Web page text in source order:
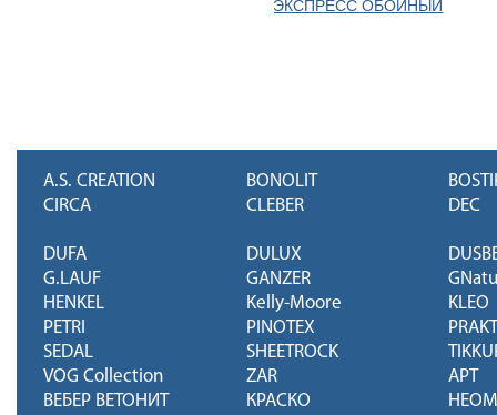
ЭКСПРЕСС ОБОЙНЫЙ
A.S. CREATION BONOLIT
CIRCA
CLEBER DEC
DUFA DULUX
G.LAUF
GANZER
HENKEL
Kelly-Moore
KLEO
PETRI
PINOTEX
SEDAL
SHEETROCK
VOG Collection
ZAR
АРТ
ВЕБЕР ВЕТОНИТ
КРАСКО